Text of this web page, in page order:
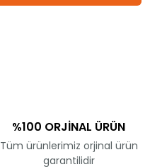
%100 ORJİNAL ÜRÜN
Tüm ürünlerimiz orjinal ürün
garantilidir